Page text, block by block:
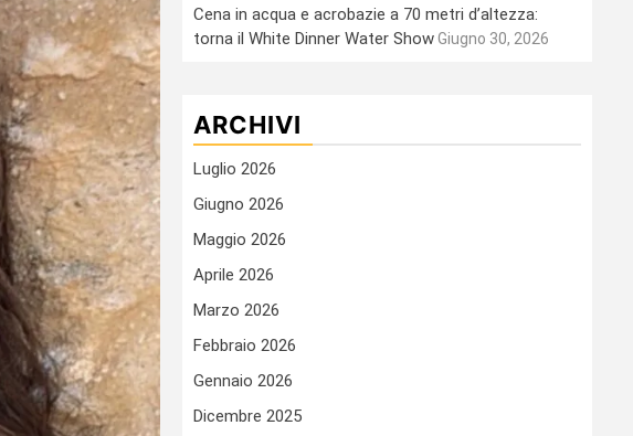
Cena in acqua e acrobazie a 70 metri d’altezza:
torna il White Dinner Water ShowGiugno 30, 2026
ARCHIVI
Luglio 2026
Giugno 2026
Maggio 2026
Aprile 2026
Marzo 2026
Febbraio 2026
Gennaio 2026
Dicembre 2025